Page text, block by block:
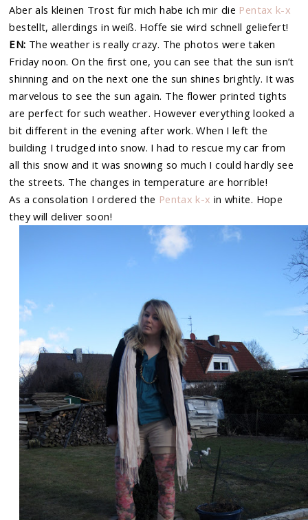
Aber als kleinen Trost für mich habe ich mir die Pentax k-x
bestellt, allerdings in weiß. Hoffe sie wird schnell geliefert!
EN: The weather is really crazy. The photos were taken
Friday noon. On the first one, you can see that the sun isn’t
shinning and on the next one the sun shines brightly. It was
marvelous to see the sun again. The flower printed tights
are perfect for such weather. However everything looked a
bit different in the evening after work. When I left the
building I trudged into snow. I had to rescue my car from
all this snow and it was snowing so much I could hardly see
the streets. The changes in temperature are horrible!
As a consolation I ordered the Pentax k-x in white. Hope
they will deliver soon!